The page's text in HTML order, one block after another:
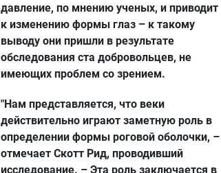
давление, по мнению ученых, и приводит
к изменению формы глаз – к такому
выводу они пришли в результате
обследования ста добровольцев, не
имеющих проблем со зрением.
"Нам представляется, что веки
действительно играют заметную роль в
определении формы роговой оболочки, –
отмечает Скотт Рид, проводивший
исследование. – Эта роль заключается в